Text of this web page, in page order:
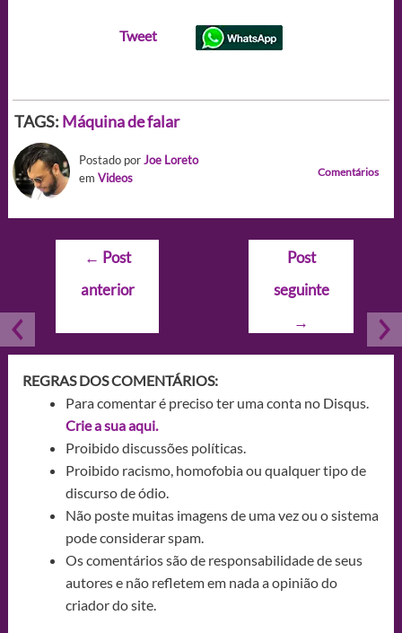
Tweet
TAGS: Máquina de falar
Postado porJoe Loreto
em Videos Comentários
Navegação
Post
← Post
anterior
Post
seguinte
→
REGRAS DOS COMENTÁRIOS:
Para comentar é preciso ter uma conta no Disqus.
Crie a sua aqui.
Proibido discussões políticas.
Proibido racismo, homofobia ou qualquer tipo de
discurso de ódio.
Não poste muitas imagens de uma vez ou o sistema
pode considerar spam.
Os comentários são de responsabilidade de seus
autores e não refletem em nada a opinião do
criador do site.